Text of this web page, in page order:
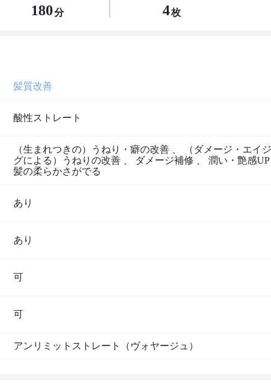
180分 4枚
髪質改善
酸性ストレート
（生まれつきの）うねり・癖の改善
（ダメージ・エイ
グによる）うねりの改善
ダメージ補修 潤い・艶感UP
髪の柔らかさがでる
あり
あり
可
可
アンリミットストレート（ヴォヤージュ）